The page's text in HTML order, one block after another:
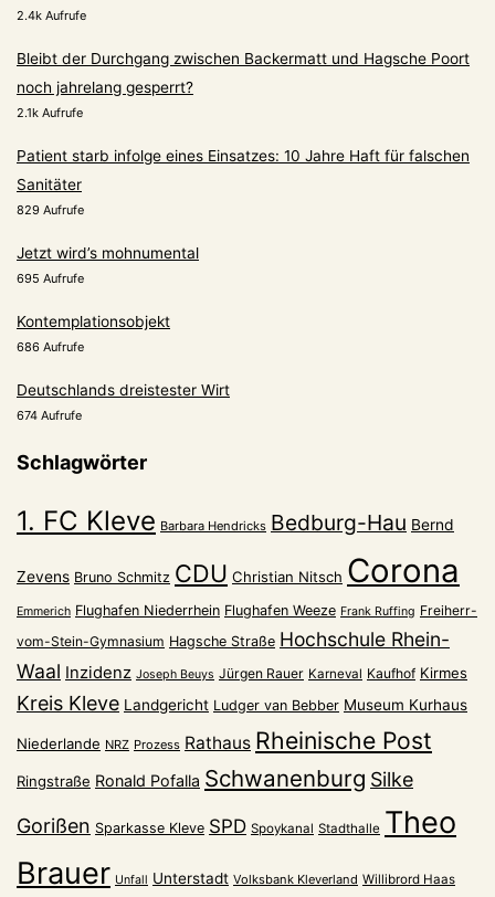
2.4k Aufrufe
Bleibt der Durchgang zwischen Backermatt und Hagsche Poort
noch jahrelang gesperrt?
2.1k Aufrufe
Patient starb infolge eines Einsatzes: 10 Jahre Haft für falschen
Sanitäter
829 Aufrufe
Jetzt wird’s mohnumental
695 Aufrufe
Kontemplationsobjekt
686 Aufrufe
Deutschlands dreistester Wirt
674 Aufrufe
Schlagwörter
1. FC Kleve Barbara Hendricks Bedburg-Hau Bernd
Zevens Bruno Schmitz CDU Christian Nitsch Corona
Emmerich Flughafen Niederrhein Flughafen Weeze Frank Ruffing Freiherr-
vom-Stein-Gymnasium Hagsche Straße Hochschule Rhein-
Waal Inzidenz Joseph Beuys Jürgen Rauer Karneval Kaufhof Kirmes
Kreis Kleve Landgericht Ludger van Bebber Museum Kurhaus
Niederlande NRZ Prozess Rathaus Rheinische Post
Ringstraße Ronald Pofalla Schwanenburg Silke
Gorißen Sparkasse Kleve SPD Spoykanal Stadthalle Theo
Brauer Unfall Unterstadt Volksbank Kleverland Willibrord Haas